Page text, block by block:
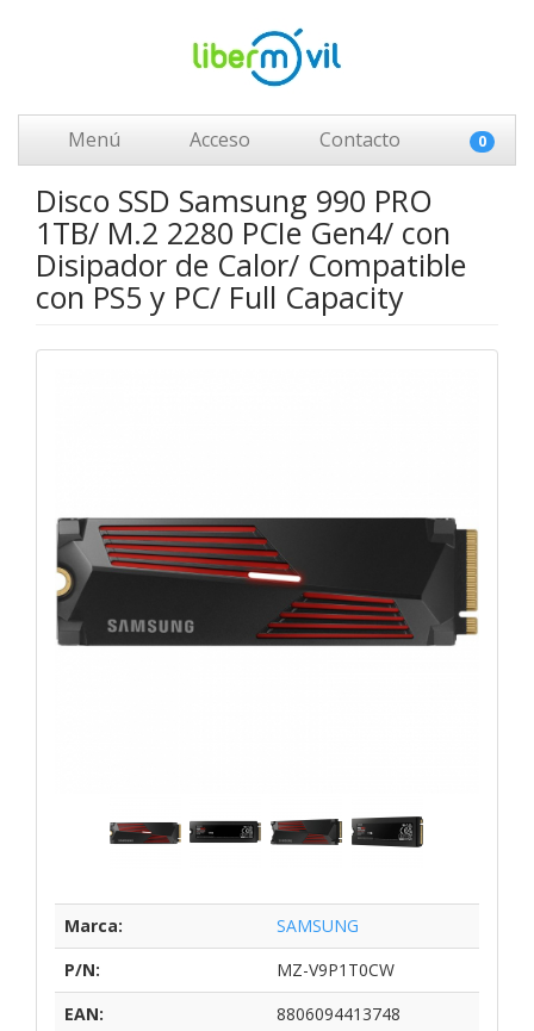
Menú Acceso Contacto 0
Disco SSD Samsung 990 PRO
1TB/ M.2 2280 PCIe Gen4/ con
Disipador de Calor/ Compatible
con PS5 y PC/ Full Capacity
Marca:
SAMSUNG
P/N:
MZ-V9P1T0CW
EAN:
8806094413748